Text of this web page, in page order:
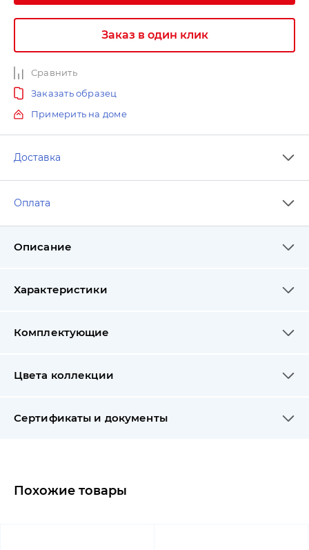
Заказ в один клик
Сравнить
Заказать образец
Примерить на доме
Доставка
Оплата
Описание
Характеристики
Комплектующие
Цвета коллекции
Сертификаты и документы
Похожие товары